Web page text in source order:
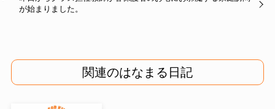
が始まりました。
関連のはなまる日記